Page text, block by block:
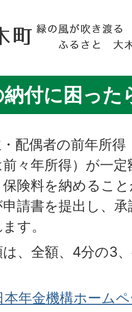
付に困った
配偶者の前年所
々年所得）が一
険料を納めるこ
請書を提出し、
す。
、全額、4分の3
年金機構ホーム